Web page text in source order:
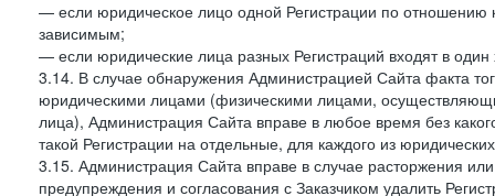
— если юридическое лицо одной Регистрации по отношению
зависимым;
— если юридические лица разных Регистраций входят в
3.14. В случае обнаружения Администрацией Сайта факта
юридическими лицами (физическими лицами,
лица), Администрация Сайта вправе в любое время без
такой Регистрации на отдельные, для каждого из
3.15. Администрация Сайта вправе в случае расторжения
предупреждения и согласования с Заказчиком удалить